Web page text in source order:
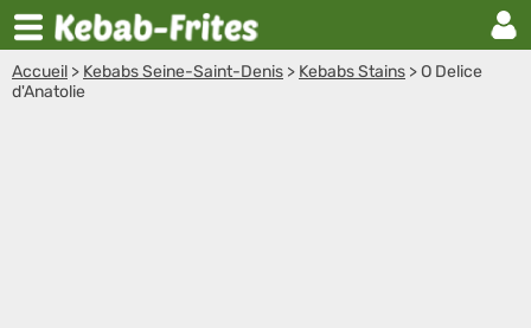
Accueil > Kebabs Seine-Saint-Denis > Kebabs Stains >O Delice
d'Anatolie